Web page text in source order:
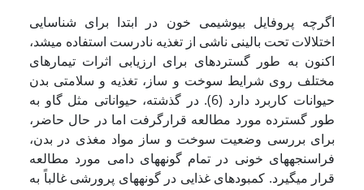
اگرچه پروفایل بیوشیمی خون در ابتدا برای شناسایی
اختلالات تحت بالینی ناشی از تغذیه نادرست استفاده می­شد،
اکنون به طور گسترده­ای برای ارزیابی اثرات تیمارهای
مختلف روی شرایط سوخت و ساز، تغذیه و سلامتی بدن
حیوانات کاربرد دارد (6). در گذشته، حیواناتی مثل گاو به
طور گسترده مورد مطالعه قرارگرفت اما در حال حاضر،
برای بررسی وضعیت سوخت و ساز مواد مغذی در بدن،
فراسنجه­های خونی در تمام گونه­های دامی مورد مطالعه
قرار می­گیرد. کمبودهای غذایی در گونه­های پرورشی غالباً به